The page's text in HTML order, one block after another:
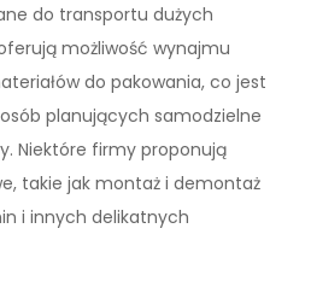
do transportu dużych
możliwość wynajmu
do pakowania, co jest
planujących samodzielne
Niektóre firmy proponują
takie jak montaż i demontaż
i innych delikatnych